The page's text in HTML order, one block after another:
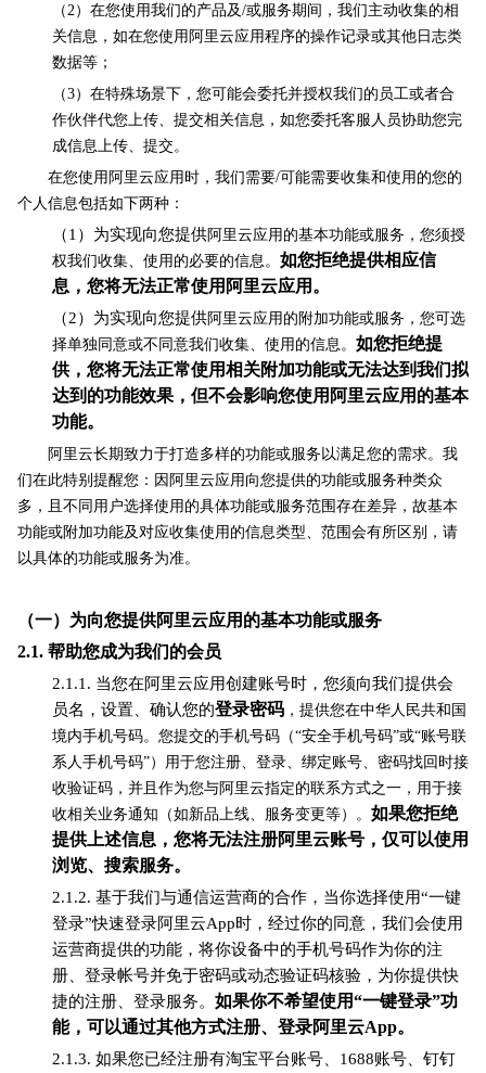
（2）在您使用我们的产品及/或服务期间，我们主动收集的相
关信息，如在您使用阿里云应用程序的操作记录或其他日志类
数据等；
（3）在特殊场景下，您可能会委托并授权我们的员工或者合
作伙伴代您上传、提交相关信息，如您委托客服人员协助您完
成信息上传、提交。
在您使用阿里云应用时，我们需要/可能需要收集和使用的您的
个人信息包括如下两种：
（1）为实现向您提供阿里云应用的基本功能或服务，您须授
权我们收集、使用的必要的信息。 如您拒绝提供相应信
息，您将无法正常使用阿里云应用。
（2）为实现向您提供阿里云应用的附加功能或服务，您可选
择单独同意或不同意我们收集、使用的信息。 如您拒绝提
供，您将无法正常使用相关附加功能或无法达到我们拟
达到的功能效果，但不会影响您使用阿里云应用的基本
功能。
阿里云长期致力于打造多样的功能或服务以满足您的需求。我
们在此特别提醒您：因阿里云应用向您提供的功能或服务种类众
多，且不同用户选择使用的具体功能或服务范围存在差异，故基本
功能或附加功能及对应收集使用的信息类型、范围会有所区别，请
以具体的功能或服务为准。
（一）为向您提供阿里云应用的基本功能或服务
2.1. 帮助您成为我们的会员
2.1.1. 当您在阿里云应用创建账号时，您须向我们提供会
员名，设置、确认您的登录密码 ，提供您在中华人民共和国
境内手机号码。您提交的手机号码（“安全手机号码”或“账号联
系人手机号码”）用于您注册、登录、绑定账号、密码找回时接
收验证码，并且作为您与阿里云指定的联系方式之一，用于接
收相关业务通知（如新品上线、服务变更等）。 如果您拒绝
提供上述信息，您将无法注册阿里云账号，仅可以使用
浏览、搜索服务。
2.1.2. 基于我们与通信运营商的合作，当你选择使用“一键
登录”快速登录阿里云App时，经过你的同意，我们会使用
运营商提供的功能，将你设备中的手机号码作为你的注
册、登录帐号并免于密码或动态验证码核验，为你提供快
捷的注册、登录服务。 如果你不希望使用“一键登录”功
能，可以通过其他方式注册、登录阿里云App。
2.1.3. 如果您已经注册有淘宝平台账号、1688账号、钉钉